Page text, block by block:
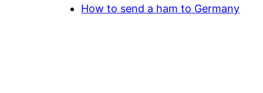
How to send a ham to Germany